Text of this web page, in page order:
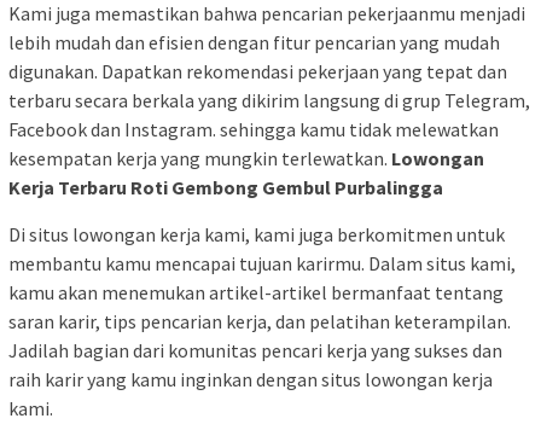
Kami juga memastikan bahwa pencarian pekerjaanmu menjadi
lebih mudah dan efisien dengan fitur pencarian yang mudah
digunakan. Dapatkan rekomendasi pekerjaan yang tepat dan
terbaru secara berkala yang dikirim langsung di grup Telegram,
Facebook dan Instagram. sehingga kamu tidak melewatkan
kesempatan kerja yang mungkin terlewatkan. Lowongan
Kerja Terbaru Roti Gembong Gembul Purbalingga
Di situs lowongan kerja kami, kami juga berkomitmen untuk
membantu kamu mencapai tujuan karirmu. Dalam situs kami,
kamu akan menemukan artikel-artikel bermanfaat tentang
saran karir, tips pencarian kerja, dan pelatihan keterampilan.
Jadilah bagian dari komunitas pencari kerja yang sukses dan
raih karir yang kamu inginkan dengan situs lowongan kerja
kami.